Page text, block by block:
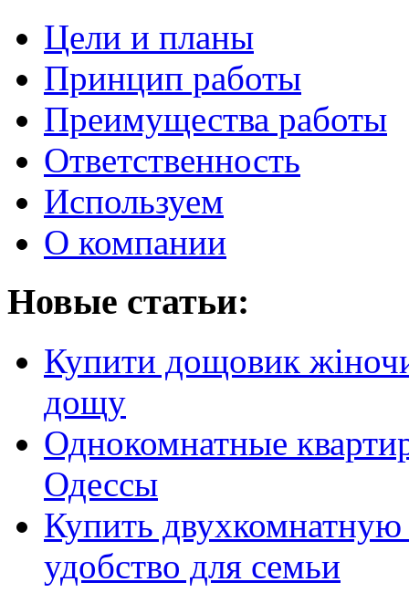
Цели и планы
Принцип работы
Преимущества работы
Ответственность
Используем
О компании
Новые статьи:
Купити дощовик
дощу
Однокомнатные
Одессы
Купить
удобство для семьи